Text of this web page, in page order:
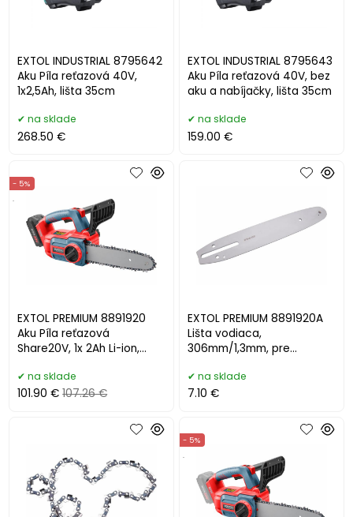
EXTOL INDUSTRIAL 8795642
Aku Píla reťazová 40V,
1x2,5Ah, lišta 35cm
na sklade
268.50 €
EXTOL INDUSTRIAL 8795643
Aku Píla reťazová 40V, bez
aku a nabíjačky, lišta 35cm
na sklade
159.00 €
EXTOL PREMIUM 8891920
Aku Píla reťazová
Share20V, 1x 2Ah Li-ion,
- 5%
na sklade
101.90 € 107.26 €
EXTOL PREMIUM 8891920A
Lišta vodiaca,
306mm/1,3mm, pre
na sklade
7.10 €
- 5%
.